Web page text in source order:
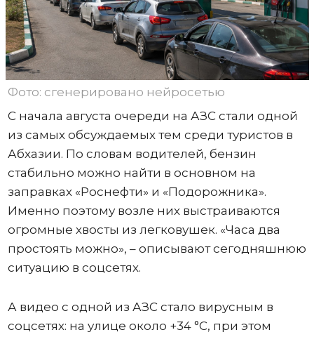
Фото: сгенерировано нейросетью
С начала августа очереди на АЗС стали одной
из самых обсуждаемых тем среди туристов в
Абхазии. По словам водителей, бензин
стабильно можно найти в основном на
заправках «Роснефти» и «Подорожника».
Именно поэтому возле них выстраиваются
огромные хвосты из легковушек. «Часа два
простоять можно», – описывают сегодняшнюю
ситуацию в соцсетях.
А видео с одной из АЗС стало вирусным в
соцсетях: на улице около +34 °C, при этом